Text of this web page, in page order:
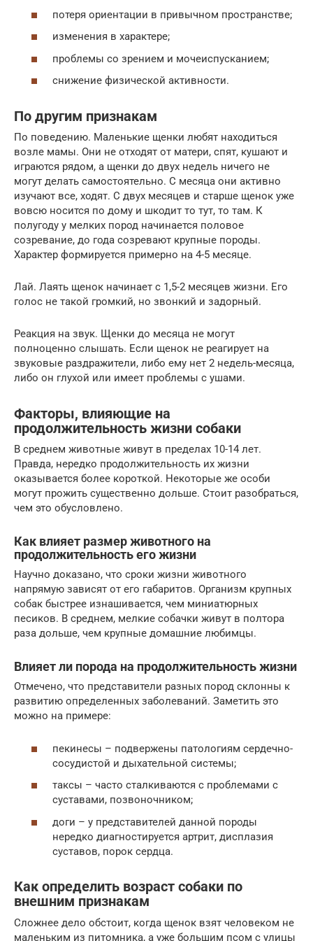
потеря ориентации в привычном пространстве;
изменения в характере;
проблемы со зрением и мочеиспусканием;
снижение физической активности.
По другим признакам
По поведению. Маленькие щенки любят находиться
возле мамы. Они не отходят от матери, спят, кушают и
играются рядом, а щенки до двух недель ничего не
могут делать самостоятельно. С месяца они активно
изучают все, ходят. С двух месяцев и старше щенок уже
вовсю носится по дому и шкодит то тут, то там. К
полугоду у мелких пород начинается половое
созревание, до года созревают крупные породы.
Характер формируется примерно на 4-5 месяце.
Лай. Лаять щенок начинает с 1,5-2 месяцев жизни. Его
голос не такой громкий, но звонкий и задорный.
Реакция на звук. Щенки до месяца не могут
полноценно слышать. Если щенок не реагирует на
звуковые раздражители, либо ему нет 2 недель-месяца,
либо он глухой или имеет проблемы с ушами.
Факторы, влияющие на
продолжительность жизни собаки
В среднем животные живут в пределах 10-14 лет.
Правда, нередко продолжительность их жизни
оказывается более короткой. Некоторые же особи
могут прожить существенно дольше. Стоит разобраться,
чем это обусловлено.
Как влияет размер животного на
продолжительность его жизни
Научно доказано, что сроки жизни животного
напрямую зависят от его габаритов. Организм крупных
собак быстрее изнашивается, чем миниатюрных
песиков. В среднем, мелкие собачки живут в полтора
раза дольше, чем крупные домашние любимцы.
Влияет ли порода на продолжительность жизни
Отмечено, что представители разных пород склонны к
развитию определенных заболеваний. Заметить это
можно на примере:
пекинесы – подвержены патологиям сердечно-
сосудистой и дыхательной системы;
таксы – часто сталкиваются с проблемами с
суставами, позвоночником;
доги – у представителей данной породы
нередко диагностируется артрит, дисплазия
суставов, порок сердца.
Как определить возраст собаки по
внешним признакам
Сложнее дело обстоит, когда щенок взят человеком не
маленьким из питомника, а уже большим псом с улицы